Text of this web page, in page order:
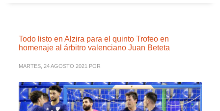
Todo listo en Alzira para el quinto Trofeo en
homenaje al árbitro valenciano Juan Beteta
MARTES, 24 AGOSTO 2021 POR